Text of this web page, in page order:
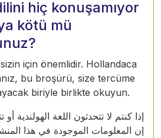
hiç konuşamıyor
kötü mü
için önemlidir. Hollandaca
bu broşürü, size tercüme
biriyle birlikte okuyun.
إذا كنتم لا تتحدثون اللغة الهولندية
إن المعلومات الموجودة في هذا